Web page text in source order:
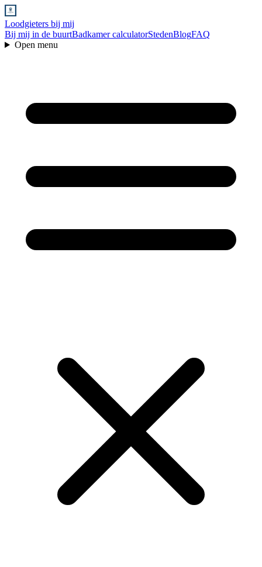
Loodgieters bij mij
Bij mij in de buurtBadkamer calculatorStedenBlogFAQ
Open menu